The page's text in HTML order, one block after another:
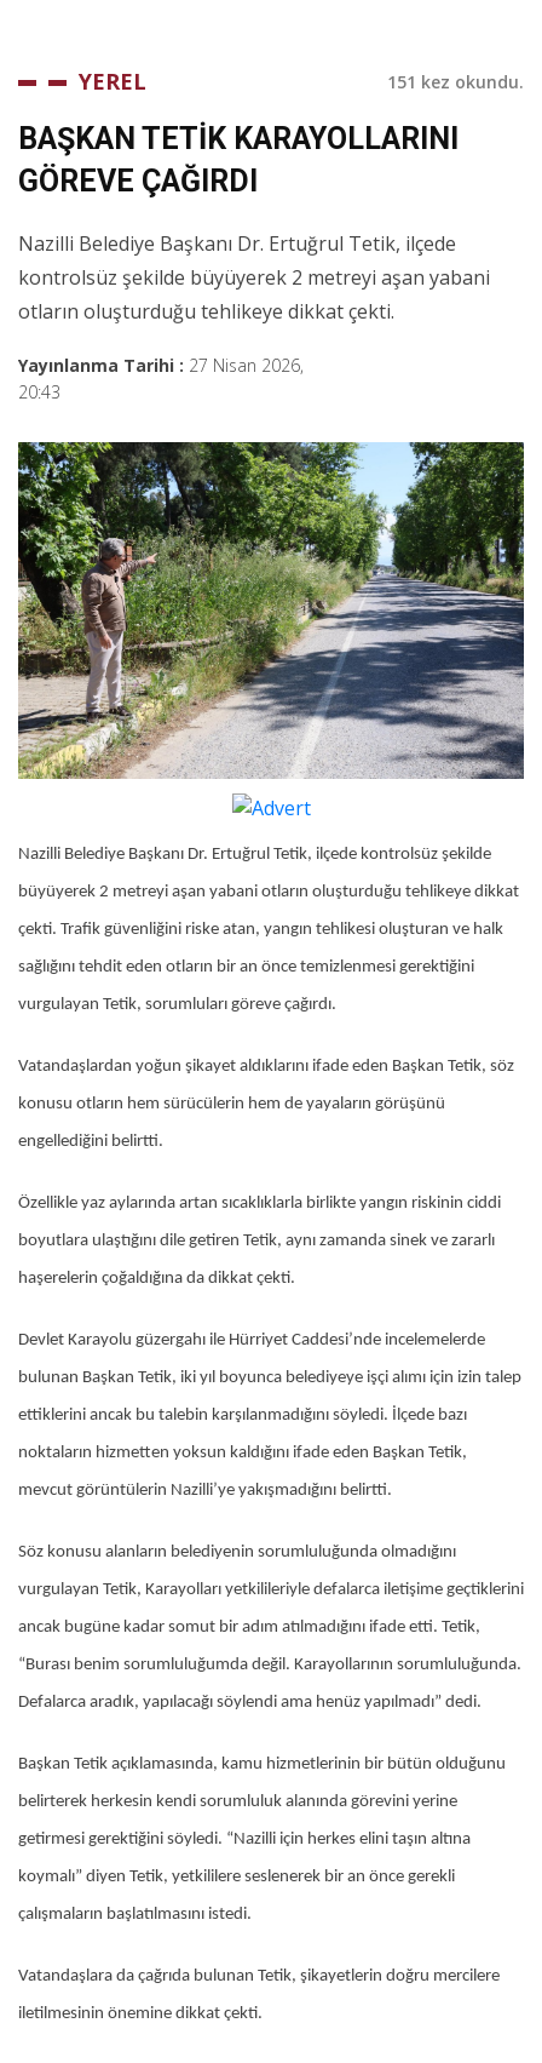
YEREL 151 kez okundu.
BAŞKAN TETİK KARAYOLLARINI
GÖREVE ÇAĞIRDI
Nazilli Belediye Başkanı Dr. Ertuğrul Tetik, ilçede
kontrolsüz şekilde büyüyerek 2 metreyi aşan yabani
otların oluşturduğu tehlikeye dikkat çekti.
Yayınlanma Tarihi : 27 Nisan 2026,
20:43
Nazilli Belediye Başkanı Dr. Ertuğrul Tetik, ilçede kontrolsüz şekilde
büyüyerek 2 metreyi aşan yabani otların oluşturduğu tehlikeye dikkat
çekti. Trafik güvenliğini riske atan, yangın tehlikesi oluşturan ve halk
sağlığını tehdit eden otların bir an önce temizlenmesi gerektiğini
vurgulayan Tetik, sorumluları göreve çağırdı.
Vatandaşlardan yoğun şikayet aldıklarını ifade eden Başkan Tetik, söz
konusu otların hem sürücülerin hem de yayaların görüşünü
engellediğini belirtti.
Özellikle yaz aylarında artan sıcaklıklarla birlikte yangın riskinin ciddi
boyutlara ulaştığını dile getiren Tetik, aynı zamanda sinek ve zararlı
haşerelerin çoğaldığına da dikkat çekti.
Devlet Karayolu güzergahı ile Hürriyet Caddesi’nde incelemelerde
bulunan Başkan Tetik, iki yıl boyunca belediyeye işçi alımı için izin talep
ettiklerini ancak bu talebin karşılanmadığını söyledi. İlçede bazı
noktaların hizmetten yoksun kaldığını ifade eden Başkan Tetik,
mevcut görüntülerin Nazilli’ye yakışmadığını belirtti.
Söz konusu alanların belediyenin sorumluluğunda olmadığını
vurgulayan Tetik, Karayolları yetkilileriyle defalarca iletişime geçtiklerini
ancak bugüne kadar somut bir adım atılmadığını ifade etti. Tetik,
“Burası benim sorumluluğumda değil. Karayollarının sorumluluğunda.
Defalarca aradık, yapılacağı söylendi ama henüz yapılmadı” dedi.
Başkan Tetik açıklamasında, kamu hizmetlerinin bir bütün olduğunu
belirterek herkesin kendi sorumluluk alanında görevini yerine
getirmesi gerektiğini söyledi. “Nazilli için herkes elini taşın altına
koymalı” diyen Tetik, yetkililere seslenerek bir an önce gerekli
çalışmaların başlatılmasını istedi.
Vatandaşlara da çağrıda bulunan Tetik, şikayetlerin doğru mercilere
iletilmesinin önemine dikkat çekti.